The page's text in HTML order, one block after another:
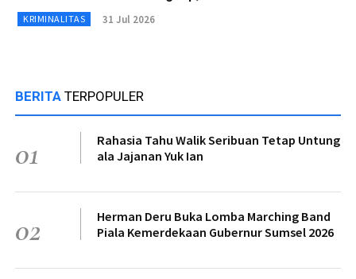
KRIMINALITAS 31 Jul 2026
BERITA TERPOPULER
01
Rahasia Tahu Walik Seribuan Tetap Untung
ala Jajanan Yuk Ian
02
Herman Deru Buka Lomba Marching Band
Piala Kemerdekaan Gubernur Sumsel 2026